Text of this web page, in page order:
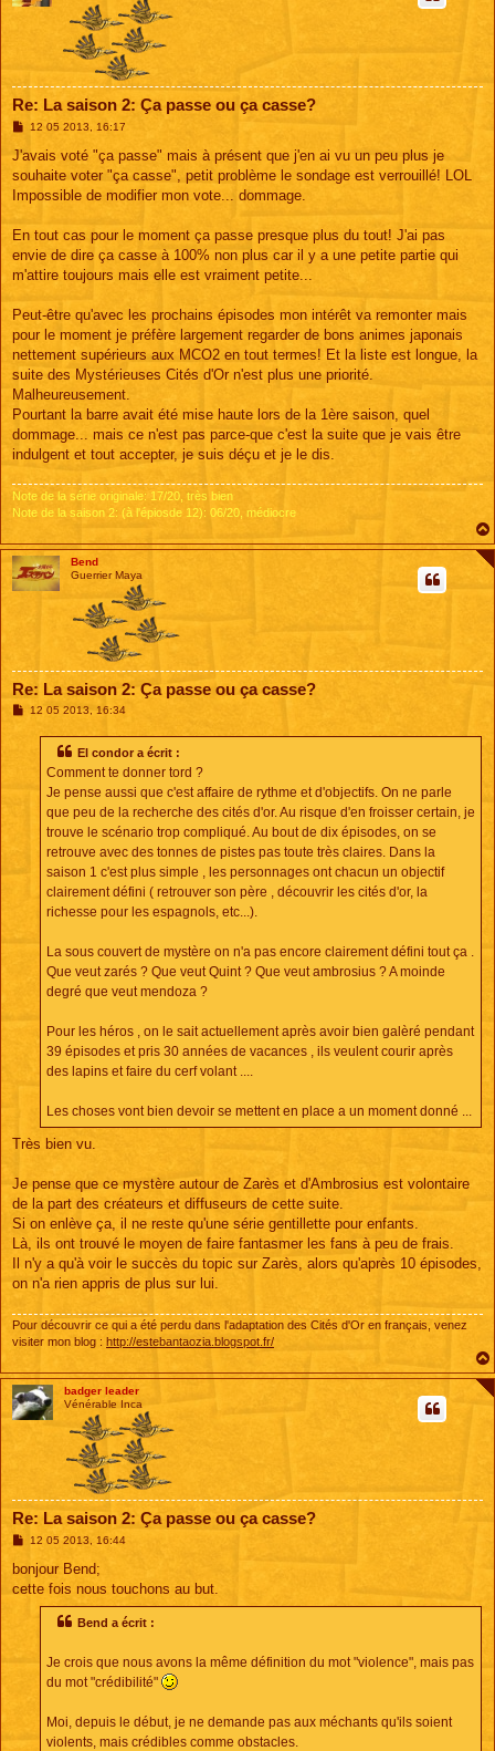
Re: La saison 2: Ça passe ou ça casse?
M
s
a
g
e
12 05 2013, 16:17
J'avais voté "ça passe" mais à présent que j'en ai vu un peu plus je
souhaite voter "ça casse", petit problème le sondage est verrouillé! LOL
Impossible de modifier mon vote... dommage.
En tout cas pour le moment ça passe presque plus du tout! J'ai pas
envie de dire ça casse à 100% non plus car il y a une petite partie qui
m'attire toujours mais elle est vraiment petite...
Peut-être qu'avec les prochains épisodes mon intérêt va remonter mais
pour le moment je préfère largement regarder de bons animes japonais
nettement supérieurs aux MCO2 en tout termes! Et la liste est longue, la
suite des Mystérieuses Cités d'Or n'est plus une priorité.
Malheureusement.
Pourtant la barre avait été mise haute lors de la 1ère saison, quel
dommage... mais ce n'est pas parce-que c'est la suite que je vais être
indulgent et tout accepter, je suis déçu et je le dis.
Note de la série originale: 17/20, très bien
Note de la saison 2: (à l'épiosde 12): 06/20, médiocre
Bend
Guerrier Maya
Re: La saison 2: Ça passe ou ça casse?
M12 05 2013, 16:34
El condor a écrit :
Comment te donner tord ?
Je pense aussi que c'est affaire de rythme et d'objectifs. On ne parle
que peu de la recherche des cités d'or. Au risque d'en froisser certain, je
trouve le scénario trop compliqué. Au bout de dix épisodes, on se
retrouve avec des tonnes de pistes pas toute très claires. Dans la
saison 1 c'est plus simple , les personnages ont chacun un objectif
clairement défini ( retrouver son père , découvrir les cités d'or, la
richesse pour les espagnols, etc...).
La sous couvert de mystère on n'a pas encore clairement défini tout ça .
Que veut zarés ? Que veut Quint ? Que veut ambrosius ? A moinde
degré que veut mendoza ?
Pour les héros , on le sait actuellement après avoir bien galèré pendant
39 épisodes et pris 30 années de vacances , ils veulent courir après
des lapins et faire du cerf volant ....
Les choses vont bien devoir se mettent en place a un moment donné ...
Très bien vu.
Je pense que ce mystère autour de Zarès et d'Ambrosius est volontaire
de la part des créateurs et diffuseurs de cette suite.
Si on enlève ça, il ne reste qu'une série gentillette pour enfants.
Là, ils ont trouvé le moyen de faire fantasmer les fans à peu de frais.
Il n'y a qu'à voir le succès du topic sur Zarès, alors qu'après 10 épisodes,
on n'a rien appris de plus sur lui.
Pour découvrir ce qui a été perdu dans l'adaptation des Cités d'Or en français, venez
visiter mon blog : http://estebantaozia.blogspot.fr/
badger leader
Vénérable Inca
Re: La saison 2: Ça passe ou ça casse?
M
s
a
12 05 2013, 16:44
bonjour Bend;
cette fois nous touchons au but.
Bend a écrit :
Je crois que nous avons la même définition du mot "violence", mais pas
du mot "crédibilité"
Moi, depuis le début, je ne demande pas aux méchants qu'ils soient
violents, mais crédibles comme obstacles.